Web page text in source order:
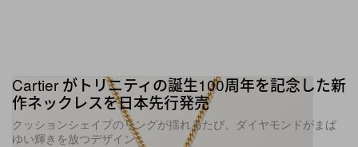
Cartier がトリニティの誕生100周年を記念した新
作ネックレスを日本先行発売
クッションシェイプのリングが揺れるたび、ダイヤモンドがまば
ゆい輝きを放つデザイン